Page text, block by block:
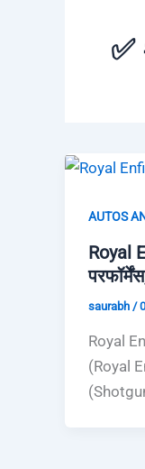
AUTOS
Royal
saurabh /
Royal
(Royal